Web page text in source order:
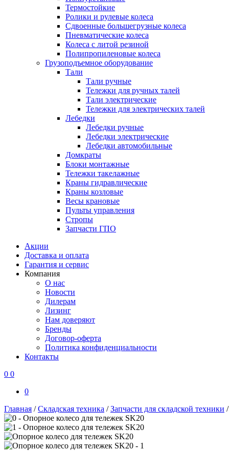
Термостойкие
Ролики и рулевые колеса
Сдвоенные большегрузные колеса
Пневматические колеса
Колеса с литой резиной
Полипропиленовые колеса
Грузоподъемное оборудование
Тали
Тали ручные
Тележки для ручных талей
Тали электрические
Тележки для электрических талей
Лебедки
Лебедки ручные
Лебедки электрические
Лебедки автомобильные
Домкраты
Блоки монтажные
Тележки такелажные
Краны гидравлические
Краны козловые
Весы крановые
Пульты управления
Стропы
Запчасти ГПО
Акции
Доставка и оплата
Гарантия и сервис
Компания
О нас
Новости
Дилерам
Лизинг
Нам доверяют
Бренды
Договор-оферта
Политика конфиденциальности
Контакты
0 0
0
Главная /Складская техника /Запчасти для складской техники